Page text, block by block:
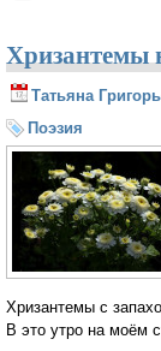
Хризантемы
Татьяна
Поэзия
Хризантемы с
В это утро на моём